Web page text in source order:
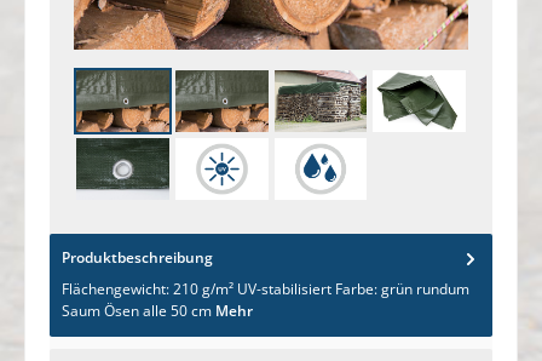
Produktbeschreibung
Flächengewicht: 210 g/m² UV-stabilisiert Farbe: grün rundum
Saum Ösen alle 50 cm Mehr